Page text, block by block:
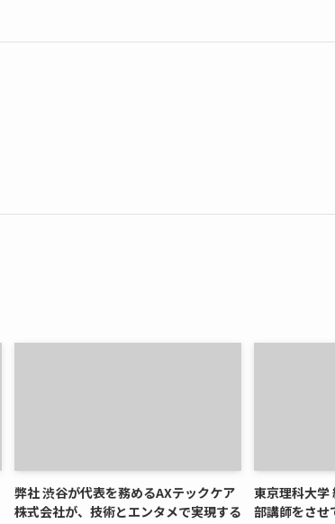
弊社 渋谷が代表を務めるAXテックケア
株式会社が、技術とエンタメで実現する
東京理科大学
部講師をさせ